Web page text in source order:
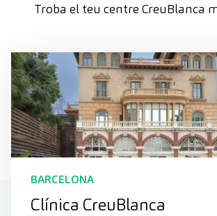
Troba el teu centre CreuBlanca
BARCELONA
Clínica CreuBlanca